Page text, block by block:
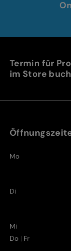
Termin für
im Store
Mo
Di
Mi
Do | Fr